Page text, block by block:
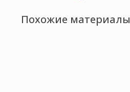
Похожие материалы